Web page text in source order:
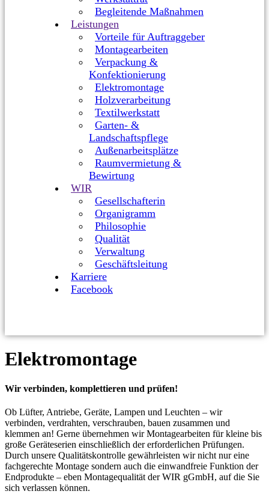
Begleitende Maßnahmen
Leistungen
Vorteile für Auftraggeber
Montagearbeiten
Verpackung &
Konfektionierung
Elektromontage
Holzverarbeitung
Textilwerkstatt
Garten- &
Landschaftspflege
Außenarbeitsplätze
Raumvermietung &
Bewirtung
WIR
Gesellschafterin
Organigramm
Philosophie
Qualität
Verwaltung
Geschäftsleitung
Karriere
Facebook
Elektromontage
Wir verbinden, komplettieren und prüfen!
Ob Lüfter, Antriebe, Geräte, Lampen und Leuchten – wir
verbinden, verdrahten, verschrauben, bauen zusammen und
klemmen an! Gerne übernehmen wir Montagearbeiten für kleine bis
große Geräteserien einschließlich der erforderlichen Prüfungen.
Durch unsere Qualitätskontrolle gewährleisten wir nicht nur eine
fachgerechte Montage sondern auch die einwandfreie Funktion der
Endprodukte – eben Montagequalität der WIR gGmbH, auf die Sie
sich verlassen können.